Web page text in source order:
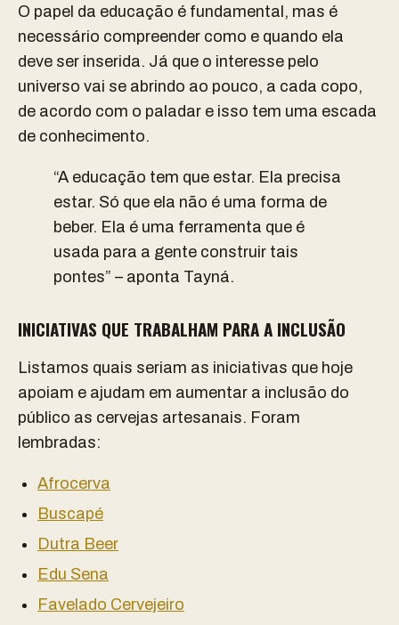
O papel da educação é fundamental, mas é
necessário compreender como e quando ela
deve ser inserida. Já que o interesse pelo
universo vai se abrindo ao pouco, a cada copo,
de acordo com o paladar e isso tem uma escada
de conhecimento.
“A educação tem que estar. Ela precisa
estar. Só que ela não é uma forma de
beber. Ela é uma ferramenta que é
usada para a gente construir tais
pontes” – aponta Tayná.
INICIATIVAS QUE TRABALHAM PARA A INCLUSÃO
Listamos quais seriam as iniciativas que hoje
apoiam e ajudam em aumentar a inclusão do
público as cervejas artesanais. Foram
lembradas:
Afrocerva
Buscapé
Dutra Beer
Edu Sena
Favelado Cervejeiro